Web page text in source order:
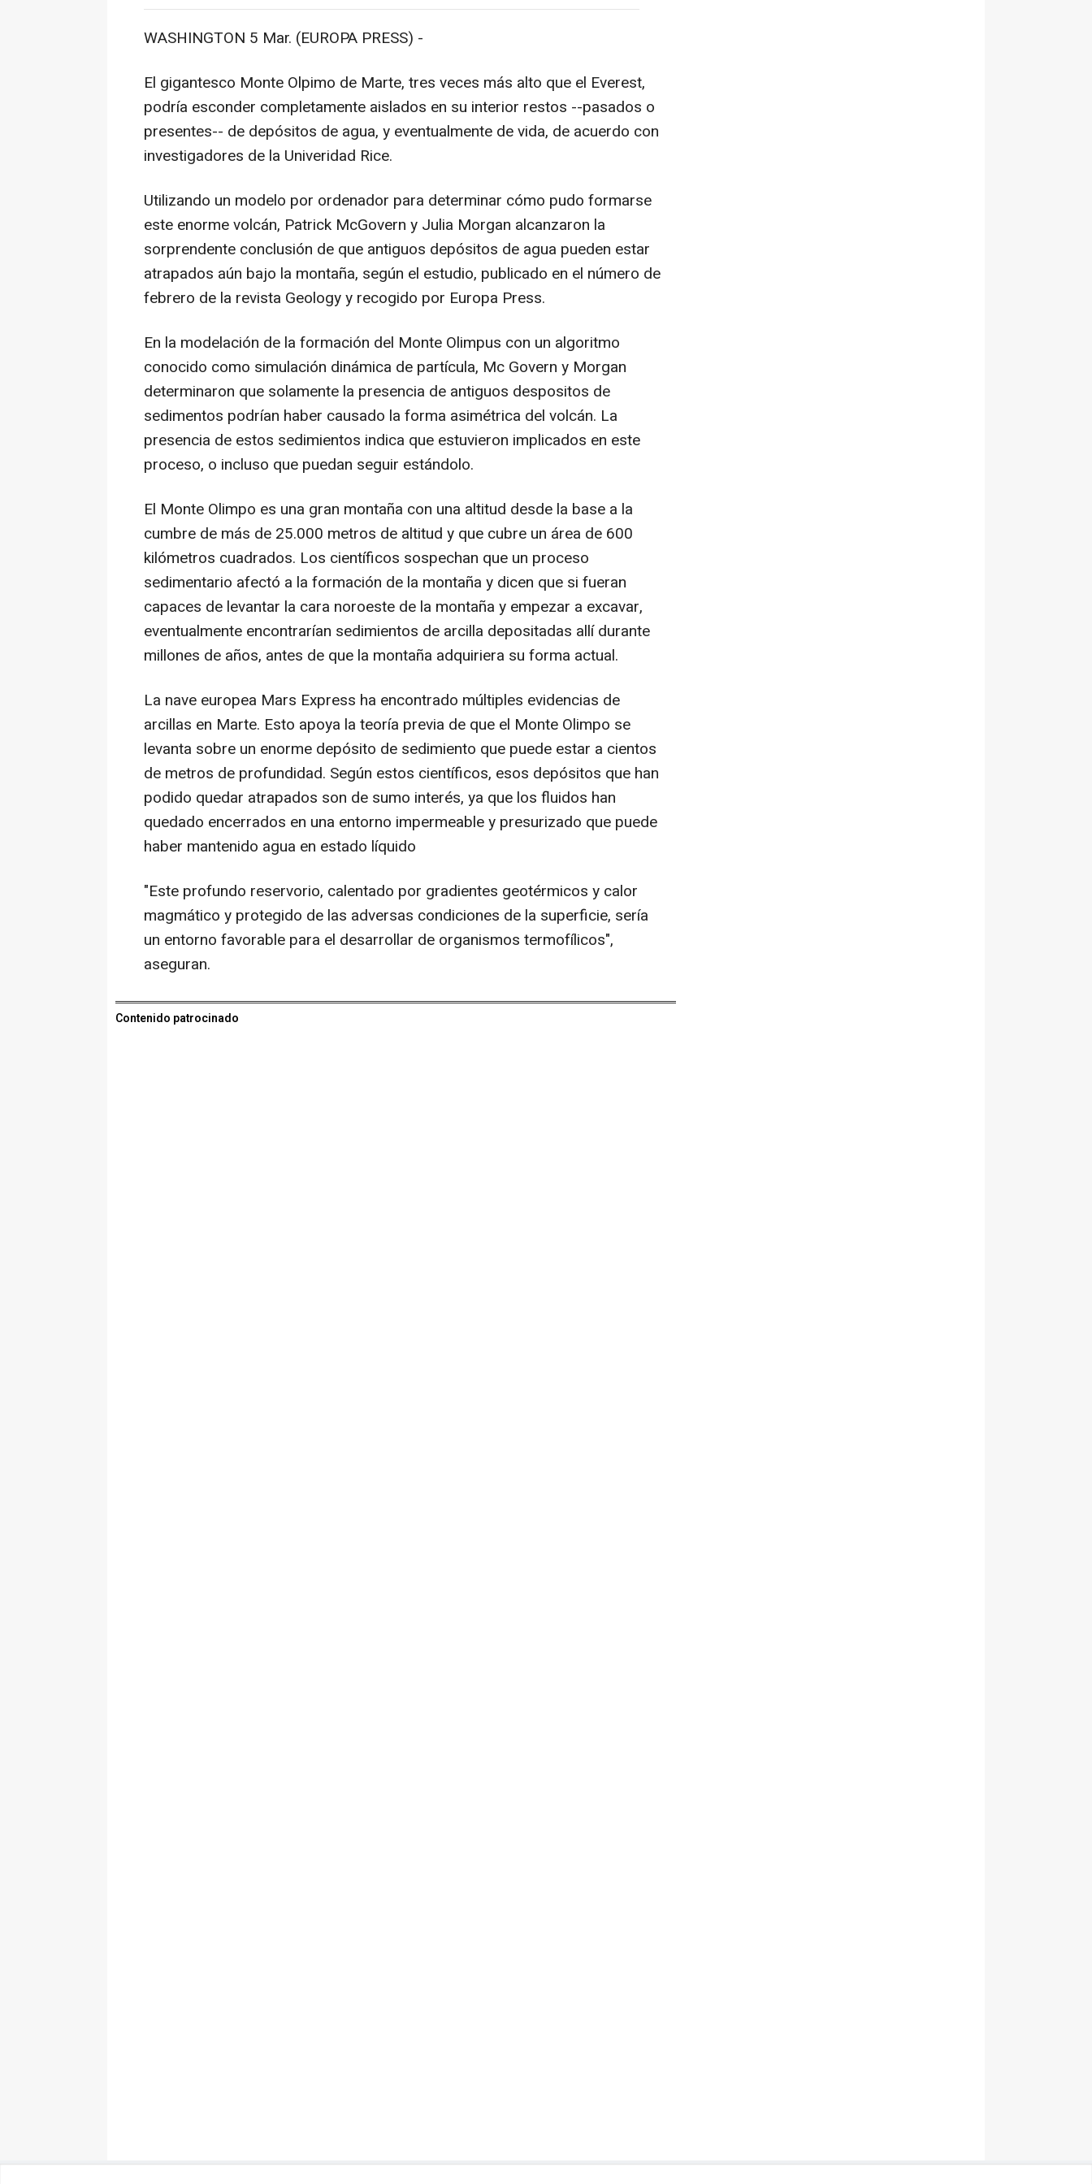
WASHINGTON 5 Mar. (EUROPA PRESS) -
El gigantesco Monte Olpimo de Marte, tres veces más alto que el Everest,
podría esconder completamente aislados en su interior restos --pasados o
presentes-- de depósitos de agua, y eventualmente de vida, de acuerdo con
investigadores de la Univeridad Rice.
Utilizando un modelo por ordenador para determinar cómo pudo formarse
este enorme volcán, Patrick McGovern y Julia Morgan alcanzaron la
sorprendente conclusión de que antiguos depósitos de agua pueden estar
atrapados aún bajo la montaña, según el estudio, publicado en el número de
febrero de la revista Geology y recogido por Europa Press.
En la modelación de la formación del Monte Olimpus con un algoritmo
conocido como simulación dinámica de partícula, Mc Govern y Morgan
determinaron que solamente la presencia de antiguos despositos de
sedimentos podrían haber causado la forma asimétrica del volcán. La
presencia de estos sedimientos indica que estuvieron implicados en este
proceso, o incluso que puedan seguir estándolo.
El Monte Olimpo es una gran montaña con una altitud desde la base a la
cumbre de más de 25.000 metros de altitud y que cubre un área de 600
kilómetros cuadrados. Los científicos sospechan que un proceso
sedimentario afectó a la formación de la montaña y dicen que si fueran
capaces de levantar la cara noroeste de la montaña y empezar a excavar,
eventualmente encontrarían sedimientos de arcilla depositadas allí durante
millones de años, antes de que la montaña adquiriera su forma actual.
La nave europea Mars Express ha encontrado múltiples evidencias de
arcillas en Marte. Esto apoya la teoría previa de que el Monte Olimpo se
levanta sobre un enorme depósito de sedimiento que puede estar a cientos
de metros de profundidad. Según estos científicos, esos depósitos que han
podido quedar atrapados son de sumo interés, ya que los fluidos han
quedado encerrados en una entorno impermeable y presurizado que puede
haber mantenido agua en estado líquido
"Este profundo reservorio, calentado por gradientes geotérmicos y calor
magmático y protegido de las adversas condiciones de la superficie, sería
un entorno favorable para el desarrollar de organismos termofílicos",
aseguran.
Contenido patrocinado